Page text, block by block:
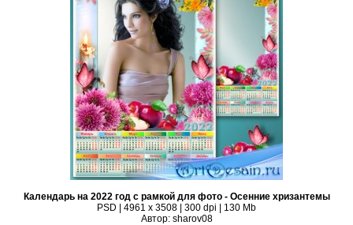
Календарь на 2022 год с рамкой для фото - Осенние хризантемы
PSD | 4961 х 3508 | 300 dpi | 130 Mb
Автор: sharov08